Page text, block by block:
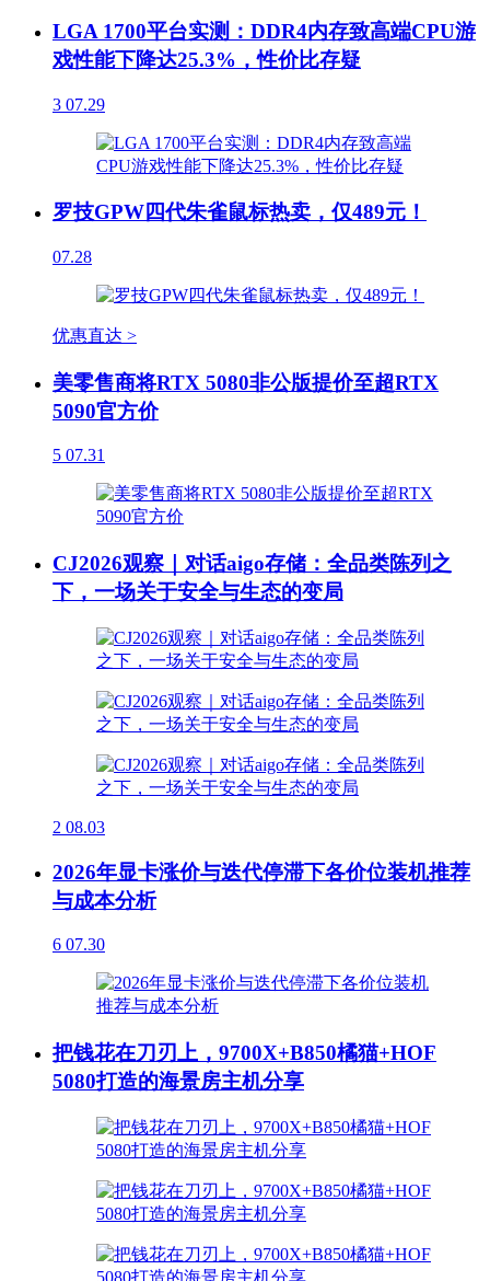
LGA 1700平台实测：DDR4内存致高端CPU游
戏性能下降达25.3%，性价比存疑
3 07.29
罗技GPW四代朱雀鼠标热卖，仅489元！
07.28
优惠直达 >
美零售商将RTX 5080非公版提价至超RTX
5090官方价
5 07.31
CJ2026观察｜对话aigo存储：全品类陈列之
下，一场关于安全与生态的变局
2 08.03
2026年显卡涨价与迭代停滞下各价位装机推荐
与成本分析
6 07.30
把钱花在刀刃上，9700X+B850橘猫+HOF
5080打造的海景房主机分享